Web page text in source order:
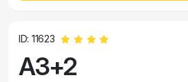
ID: 11623
A3+2